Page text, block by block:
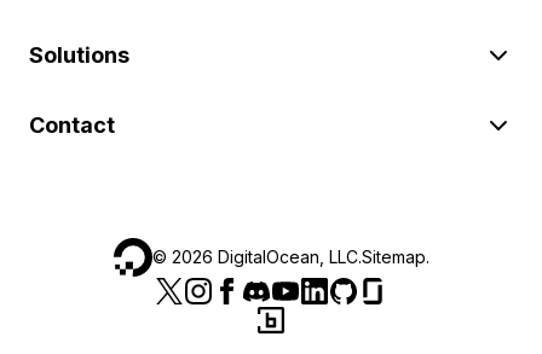
Solutions
Contact
© 2026 DigitalOcean, LLC.Sitemap.